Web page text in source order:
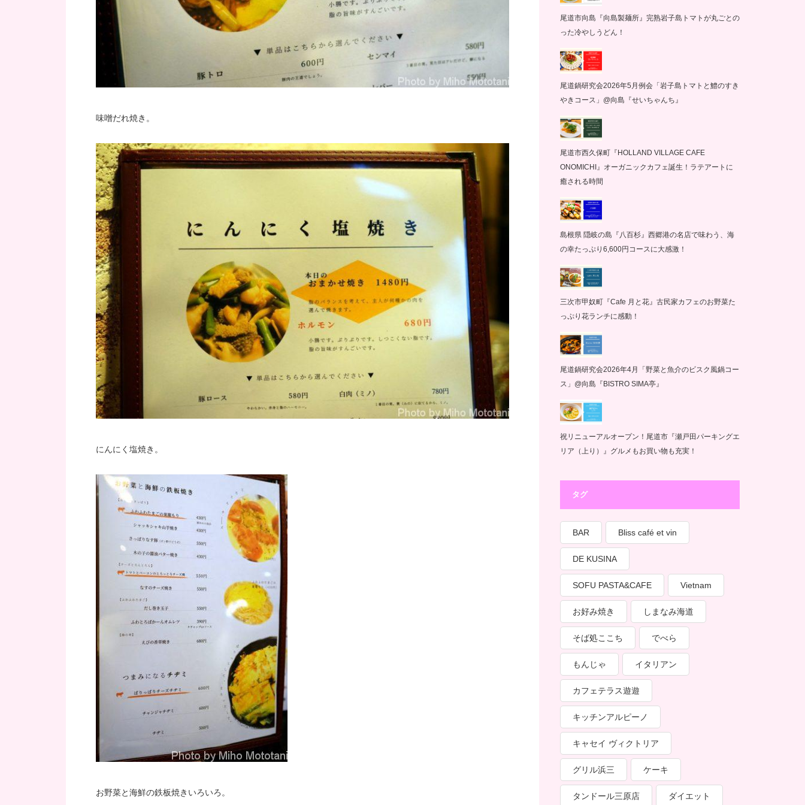
味噌だれ焼き。
にんにく塩焼き。
お野菜と海鮮の鉄板焼きいろいろ。
尾道市向島『向島製麺所』完熟岩子島トマトが丸ごとの
った冷やしうどん！
尾道鍋研究会2026年5月例会「岩子島トマトと鱧のすき
やきコース」@向島『せいちゃんち』
尾道市西久保町『HOLLAND VILLAGE CAFE
ONOMICHI』オーガニックカフェ誕生！ラテアートに
癒される時間
島根県 隠岐の島『八百杉』西郷港の名店で味わう、海
の幸たっぷり6,600円コースに大感激！
三次市甲奴町『Cafe 月と花』古民家カフェのお野菜た
っぷり花ランチに感動！
尾道鍋研究会2026年4月「野菜と魚介のビスク風鍋コー
ス」@向島『BISTRO SIMA亭』
祝リニューアルオープン！尾道市『瀬戸田パーキングエ
リア（上り）』グルメもお買い物も充実！
タグ
BAR Bliss café et vin
DE KUSINA
SOFU PASTA&CAFE Vietnam
お好み焼き しまなみ海道
そば処ここち でべら
もんじゃ イタリアン
カフェテラス遊遊
キッチンアルピーノ
キャセイ ヴィクトリア
グリル浜三 ケーキ
タンドール三原店 ダイエット